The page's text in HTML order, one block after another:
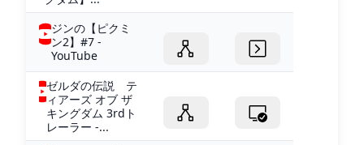
ジンの【ピクミ
ン2】#7 -
YouTube
ゼルダの伝説 テ
ィアーズ オブ ザ
キングダム 3rdト
レーラー -...